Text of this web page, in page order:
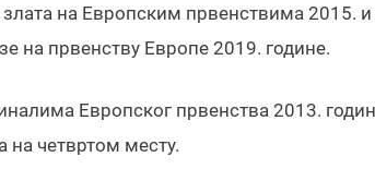
на Европским првенствима 2015.
на првенству Европе 2019. године.
Европског првенства 2013.
на четвртом месту.